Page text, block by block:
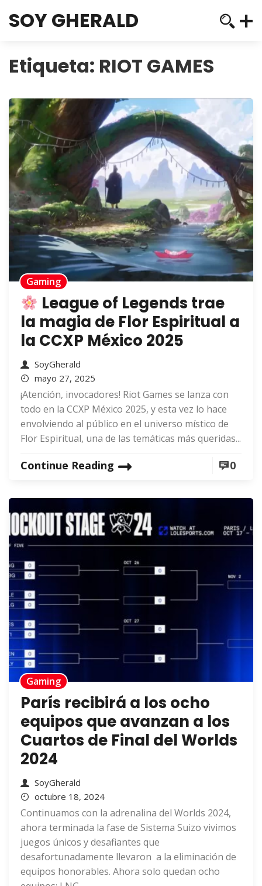
SOY GHERALD
Etiqueta: RIOT GAMES
Gaming
League of Legends trae
la magia de Flor Espiritual a
la CCXP México 2025
SoyGherald
mayo 27, 2025
¡Atención, invocadores! Riot Games se lanza con
todo en la CCXP México 2025, y esta vez lo hace
envolviendo al público en el universo místico de
Flor Espiritual, una de las temáticas más queridas...
Continue Reading 0
Gaming
París recibirá a los ocho
equipos que avanzan a los
Cuartos de Final del Worlds
2024
SoyGherald
octubre 18, 2024
Continuamos con la adrenalina del Worlds 2024,
ahora terminada la fase de Sistema Suizo vivimos
juegos únicos y desafiantes que
desafortunadamente llevaron a la eliminación de
equipos honorables. Ahora solo quedan ocho